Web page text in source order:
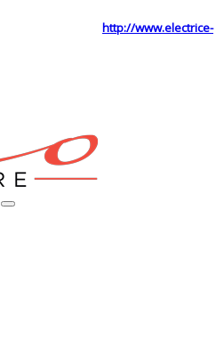
http://www.electrice-